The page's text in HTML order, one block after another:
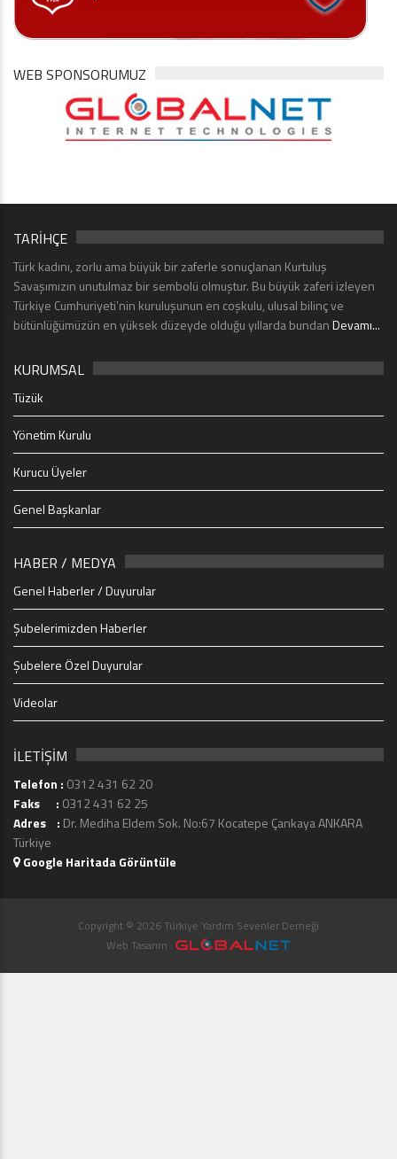
WEB SPONSORUMUZ
TARİHÇE
Türk kadını, zorlu ama büyük bir zaferle sonuçlanan Kurtuluş
Savaşımızın unutulmaz bir sembolü olmuştur. Bu büyük zaferi izleyen
Türkiye Cumhuriyeti’nin kuruluşunun en coşkulu, ulusal bilinç ve
bütünlüğümüzün en yüksek düzeyde olduğu yıllarda bundanDevamı...
KURUMSAL
Tüzük
Yönetim Kurulu
Kurucu Üyeler
Genel Başkanlar
HABER / MEDYA
Genel Haberler / Duyurular
Şubelerimizden Haberler
Şubelere Özel Duyurular
Videolar
İLETİŞİM
Telefon : 0312 431 62 20
Faks : 0312 431 62 25
Adres : Dr. Mediha Eldem Sok. No:67 Kocatepe Çankaya ANKARA
Türkiye
Google Haritada Görüntüle
Copyright © 2026 Türkiye Yardım Sevenler Derneği
Web Tasarım :